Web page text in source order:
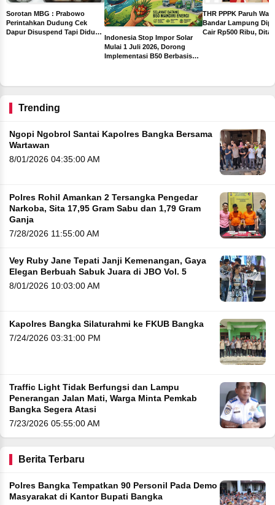
Sorotan MBG : Prabowo
Perintahkan Dudung Cek
Dapur Disuspend Tapi Diduga
Indonesia Stop Impor Solar
Mulai 1 Juli 2026, Dorong
Implementasi B50 Berbasis
THR PPPK Paruh
Bandar Lampung
Cair Rp500 Ribu,
Trending
Ngopi Ngobrol Santai Kapolres Bangka Bersama
Wartawan
8/01/2026 04:35:00 AM
Polres Rohil Amankan 2 Tersangka Pengedar
Narkoba, Sita 17,95 Gram Sabu dan 1,79 Gram
Ganja
7/28/2026 11:55:00 AM
Vey Ruby Jane Tepati Janji Kemenangan, Gaya
Elegan Berbuah Sabuk Juara di JBO Vol. 5
8/01/2026 10:03:00 AM
Kapolres Bangka Silaturahmi ke FKUB Bangka
7/24/2026 03:31:00 PM
Traffic Light Tidak Berfungsi dan Lampu
Penerangan Jalan Mati, Warga Minta Pemkab
Bangka Segera Atasi
7/23/2026 05:55:00 AM
Berita Terbaru
Polres Bangka Tempatkan 90 Personil Pada Demo
Masyarakat di Kantor Bupati Bangka